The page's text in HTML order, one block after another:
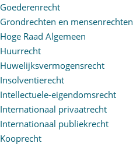
Goederenrecht
Grondrechten en mensenrechten
Hoge Raad Algemeen
Huurrecht
Huwelijksvermogensrecht
Insolventierecht
Intellectuele-eigendomsrecht
Internationaal privaatrecht
Internationaal publiekrecht
Kooprecht